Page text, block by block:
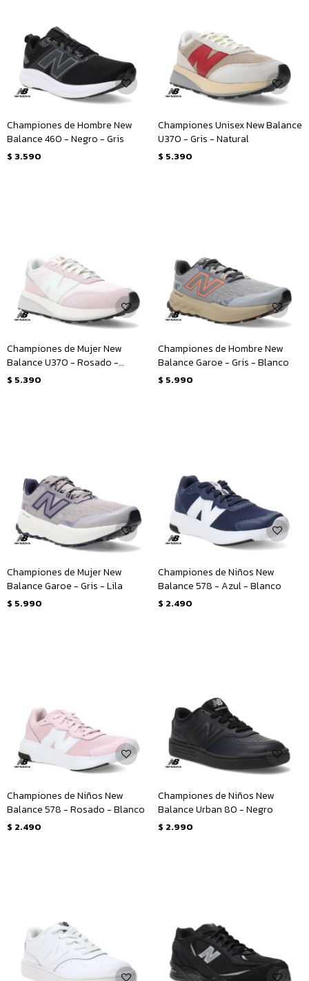
Championes de Hombre New
Balance 460 - Negro - Gris
$ 3.590
Championes Unisex New Balance
U370 - Gris - Natural
$ 5.390
Championes de Mujer New
Balance U370 - Rosado -
Blanco
$ 5.390
Championes de Hombre New
Balance Garoe - Gris - Blanco
$ 5.990
Championes de Mujer New
Balance Garoe - Gris - Lila
$ 5.990
Championes de Niños New
Balance 578 - Azul - Blanco
$ 2.490
Championes de Niños New
Balance 578 - Rosado - Blanco
$ 2.490
Championes de Niños New
Balance Urban 80 - Negro
$ 2.990